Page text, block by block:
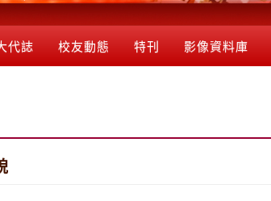
代誌 校友動態 特刊 影像資料庫